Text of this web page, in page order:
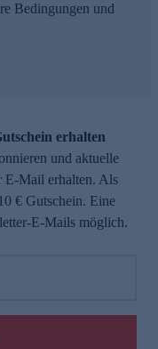
Bedingungen und
erhalten
und aktuelle
E-Mail erhalten. Als
€ Gutschein. Eine
E-Mails möglich.